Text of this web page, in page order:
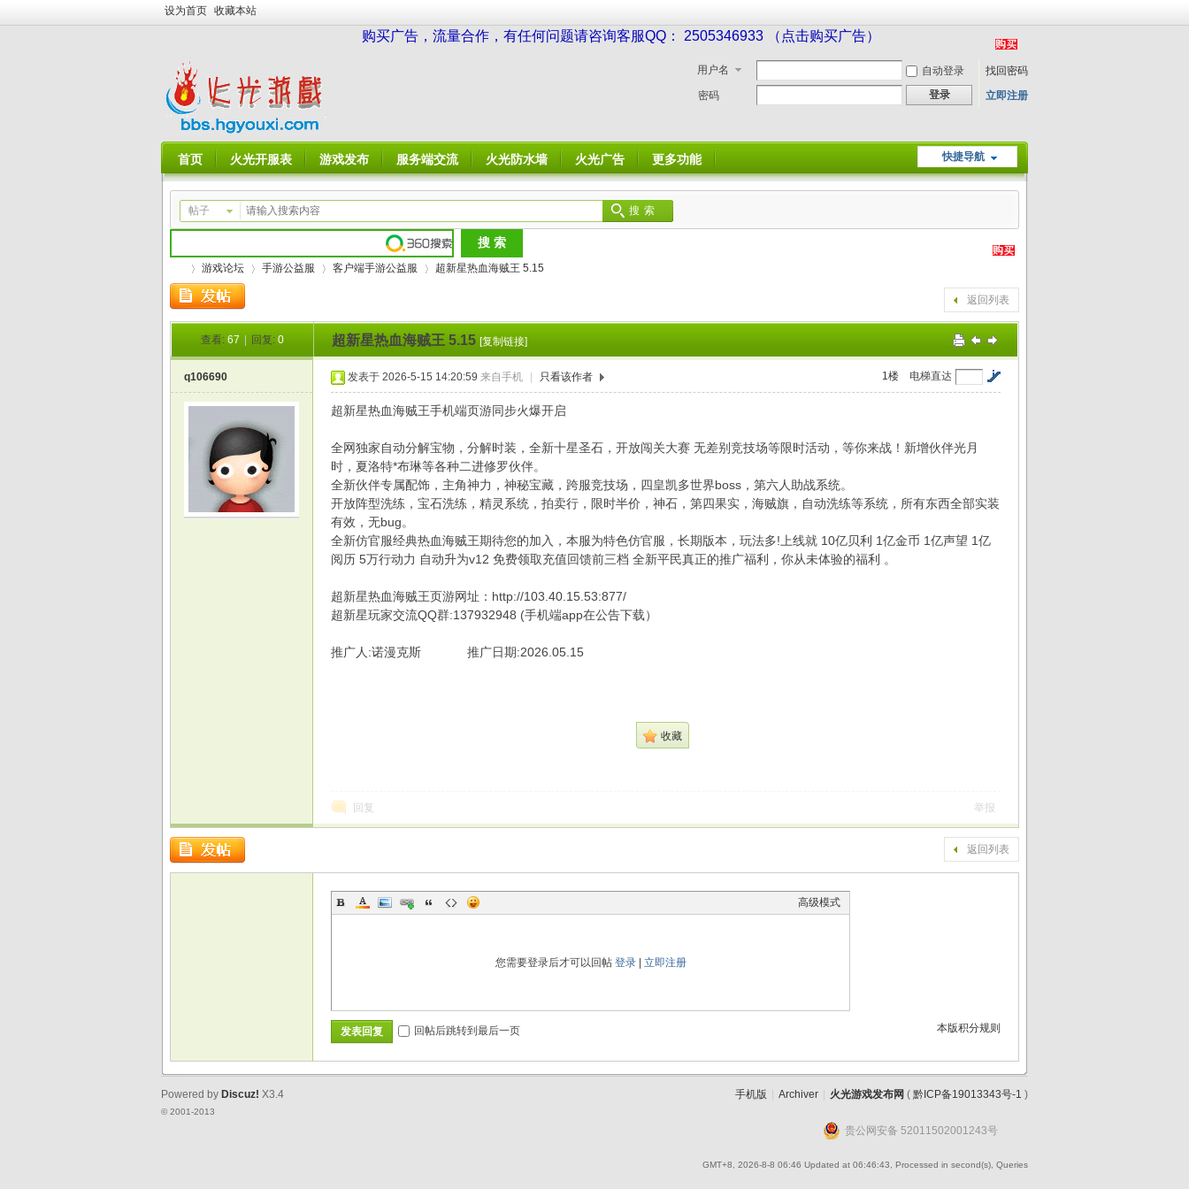
设为首页 收藏本站
购买广告，流量合作，有任何问题请咨询客服QQ： 2505346933 （点击购买广告）
用户名 自动登录
找回密码
密码
登录 立即注册
快捷导航
首页 火光开服表 游戏发布 服务端交流 火光防水墙 火光广告 更多功能
帖子 搜索
戏
游戏论坛
›
手游公益服 客户端手游公益服
›
超新星热血海贼王 5.15
返回列表
查看: 67 回复: 0 超新星热血海贼王 5.15 [复制链接]
q106690 电梯直达
1楼
发表于 2026-5-15 14:20:59 来自手机 只看该作者
超新星热血海贼王手机端页游同步火爆开启
全网独家自动分解宝物，分解时装，全新十星圣石，开放闯关大赛 无差别竞技场等限时活动，等你来战！新增伙伴光月
时，夏洛特*布琳等各种二进修罗伙伴。
全新伙伴专属配饰，主角神力，神秘宝藏，跨服竞技场，四皇凯多世界boss，第六人助战系统。
开放阵型洗练，宝石洗练，精灵系统，拍卖行，限时半价，神石，第四果实，海贼旗，自动洗练等系统，所有东西全部实装
有效，无bug。
全新仿官服经典热血海贼王期待您的加入，本服为特色仿官服，长期版本，玩法多!上线就 10亿贝利 1亿金币 1亿声望 1亿
阅历 5万行动力 自动升为v12 免费领取充值回馈前三档 全新平民真正的推广福利，你从未体验的福利 。
超新星热血海贼王页游网址：http://103.40.15.53:877/
超新星玩家交流QQ群:137932948 (手机端app在公告下载）
推广人:诺漫克斯 推广日期:2026.05.15
收藏
回复 举报
返回列表
高级模式
您需要登录后才可以回帖 登录| 立即注册
本版积分规则
发表回复 回帖后跳转到最后一页
手机版 Archiver 火光游戏发布网 ( 黔ICP备19013343号-1 )
贵公网安备 52011502001243号
GMT+8, 2026-8-8 06:46 Updated at 06:46:43, Processed in second(s), Queries
Powered by Discuz! X3.4
© 2001-2013